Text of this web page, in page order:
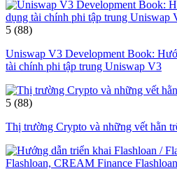
5 (88)
Uniswap V3 Development Book:
tài chính phi tập trung Uniswap V3
5 (88)
Thị trường Crypto và những vết hằn